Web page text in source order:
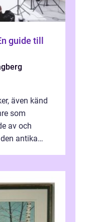
guide till
även känd
som
av och
antika